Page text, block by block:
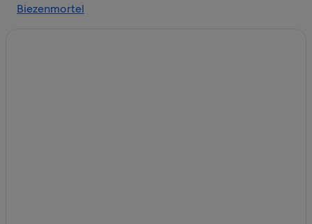
Familie in Oisterwijk
Biezenmortel